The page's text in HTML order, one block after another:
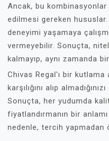
Ancak, bu kombinasyonlar
edilmesi gereken
deneyimi yaşamaya
vermeyebilir. Sonuçta,
kalmayıp, aynı zamanda
Chivas Regal'ı bir kutlama
karşılığını alıp
Sonuçta, her yudumda
fiyatlandırmanın bir
nedenle, tercih yapmadan